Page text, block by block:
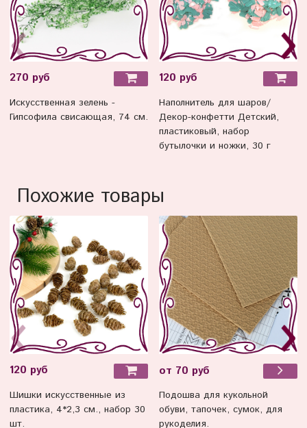
270 руб
Искусственная зелень -
Гипсофила свисающая, 74 см.
120 руб
Наполнитель для шаров/
Декор-конфетти Детский,
пластиковый, набор
бутылочки и ножки, 30 г
Похожие товары
120 руб
Шишки искусственные из
пластика, 4*2,3 см., набор 30
шт.
от 70 руб
Подошва для кукольной
обуви, тапочек, сумок, для
рукоделия.